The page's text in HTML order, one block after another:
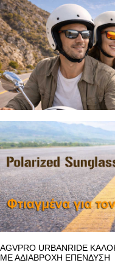
AGVPRO URBANRIDE
ΜΕ ΑΔΙΑΒΡΟΧΗ ΕΠΕΝΔΥΣΗ